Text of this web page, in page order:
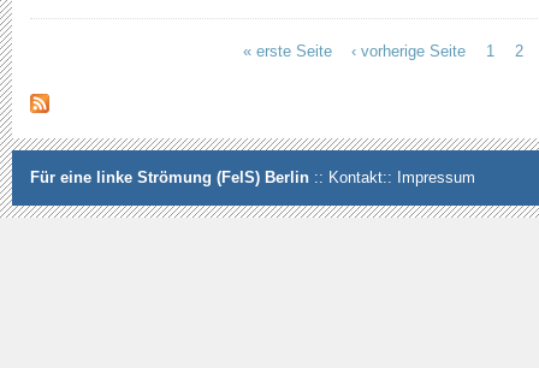
« erste Seite ‹ vorherige Seite 1 2
Für eine linke Strömung (FelS) Berlin :: Kontakt:: Impressum